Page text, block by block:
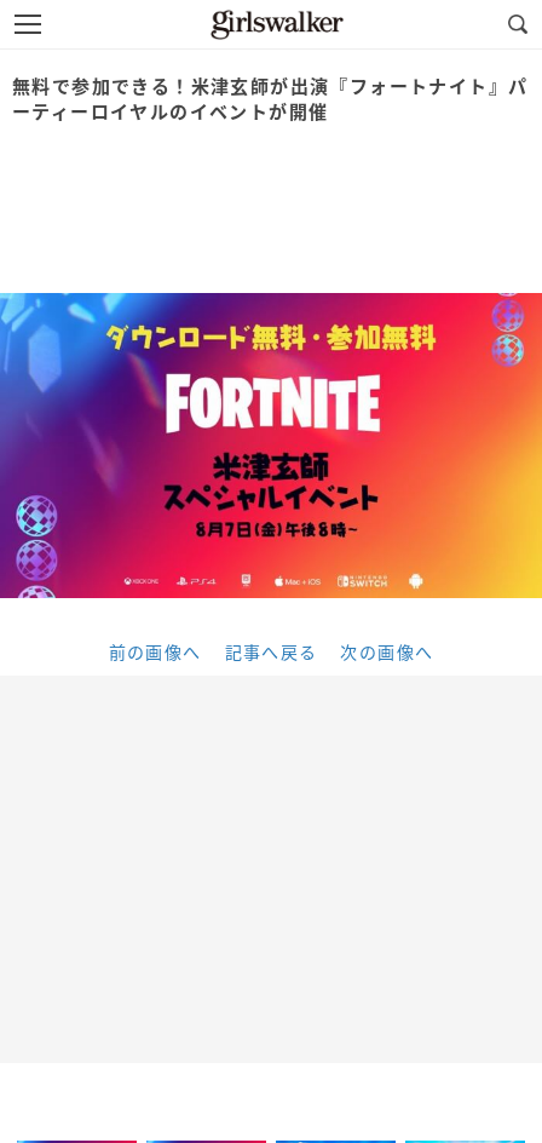
無料で参加できる！米津玄師が出演『フォートナイト』パ
ーティーロイヤルのイベントが開催
前の画像へ 記事へ戻る 次の画像へ